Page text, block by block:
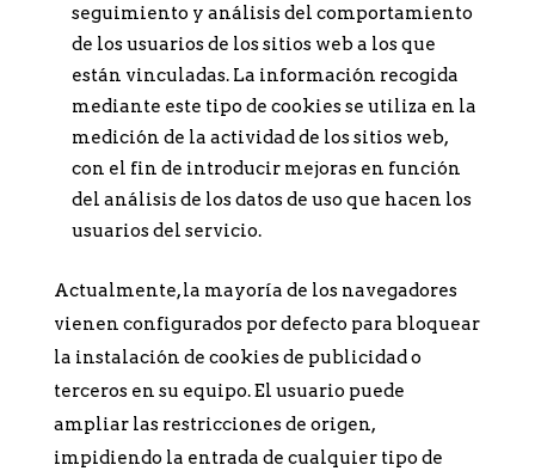
seguimiento y análisis del comportamiento
de los usuarios de los sitios web a los que
están vinculadas. La información recogida
mediante este tipo de cookies se utiliza en la
medición de la actividad de los sitios web,
con el fin de introducir mejoras en función
del análisis de los datos de uso que hacen los
usuarios del servicio.
Actualmente, la mayoría de los navegadores
vienen configurados por defecto para bloquear
la instalación de cookies de publicidad o
terceros en su equipo. El usuario puede
ampliar las restricciones de origen,
impidiendo la entrada de cualquier tipo de